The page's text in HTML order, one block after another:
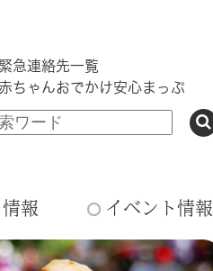
緊急連絡先一覧
赤ちゃんおでかけ安心まっぷ
報 イベント情報